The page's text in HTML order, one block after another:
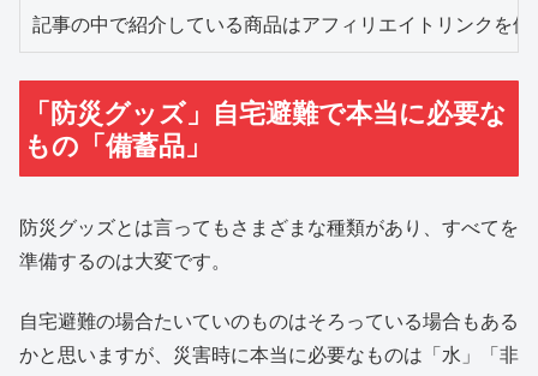
記事の中で紹介している商品はアフィリエイトリンクを
「防災グッズ」自宅避難で本当に必要な
もの「備蓄品」
防災グッズとは言ってもさまざまな種類があり、すべてを
準備するのは大変です。
自宅避難の場合たいていのものはそろっている場合もある
かと思いますが、災害時に本当に必要なものは「水」「非